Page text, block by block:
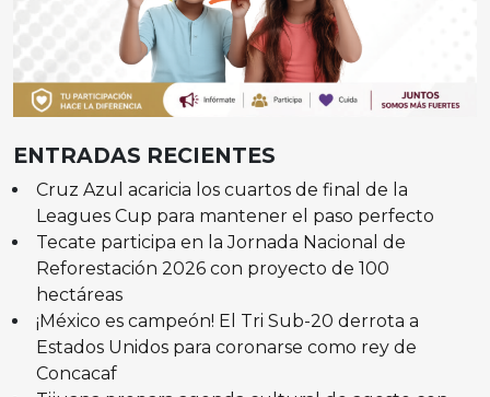
ENTRADAS RECIENTES
Cruz Azul acaricia los cuartos de final de la
Leagues Cup para mantener el paso perfecto
Tecate participa en la Jornada Nacional de
Reforestación 2026 con proyecto de 100
hectáreas
¡México es campeón! El Tri Sub-20 derrota a
Estados Unidos para coronarse como rey de
Concacaf